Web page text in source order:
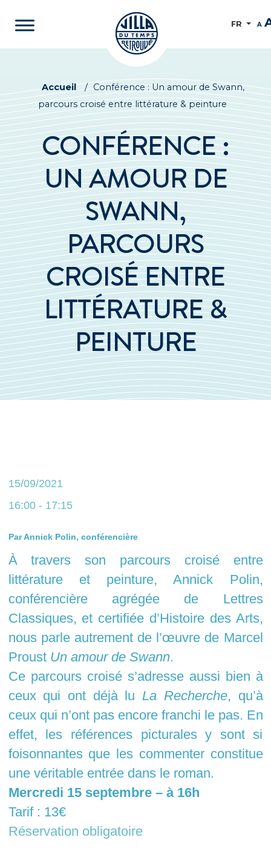
FR A
Accueil / Conférence : Un amour de Swann,
parcours croisé entre littérature & peinture
CONFÉRENCE :
UN AMOUR DE
SWANN,
PARCOURS
CROISÉ ENTRE
LITTÉRATURE &
PEINTURE
15/09/2021
16:00 - 17:15
Par Annick Polin, conférencière
À travers son parcours croisé entre
littérature et peinture, Annick Polin,
conférencière agrégée de Lettres
Classiques, et certifiée d’Histoire des Arts,
nous parle autrement de l’œuvre de Marcel
Proust Un amour de Swann.
Ce parcours croisé s’adresse aussi bien à
ceux qui ont déjà lu La Recherche, qu’à
ceux qui n’ont pas encore franchi le pas. En
effet, les références picturales y sont si
foisonnantes que les commenter constitue
une véritable entrée dans le roman.
Mercredi 15 septembre – à 16h
Tarif : 13€
Réservation obligatoire